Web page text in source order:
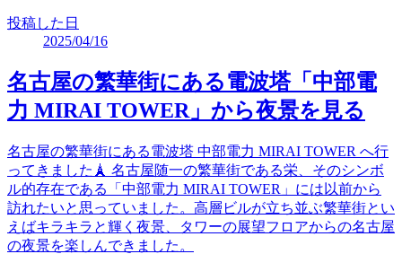
投稿した日
2025/04/16
名古屋の繁華街にある電波塔「中部電
力 MIRAI TOWER」から夜景を見る
名古屋の繁華街にある電波塔 中部電力 MIRAI TOWER へ行
ってきました🗼 名古屋随一の繁華街である栄、そのシンボ
ル的存在である「中部電力 MIRAI TOWER」には以前から
訪れたいと思っていました。高層ビルが立ち並ぶ繁華街とい
えばキラキラと輝く夜景、タワーの展望フロアからの名古屋
の夜景を楽しんできました。